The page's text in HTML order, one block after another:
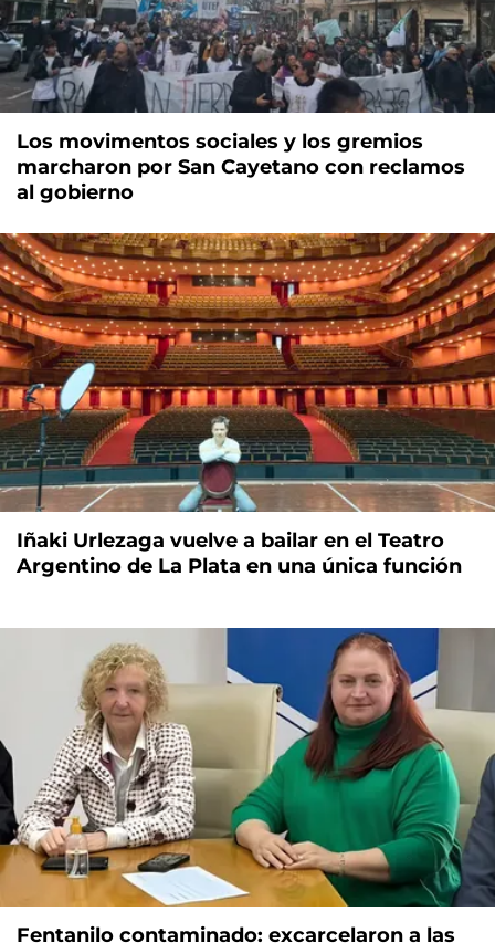
Los movimentos sociales y los gremios
marcharon por San Cayetano con reclamos
al gobierno
Iñaki Urlezaga vuelve a bailar en el Teatro
Argentino de La Plata en una única función
Fentanilo contaminado: excarcelaron a las